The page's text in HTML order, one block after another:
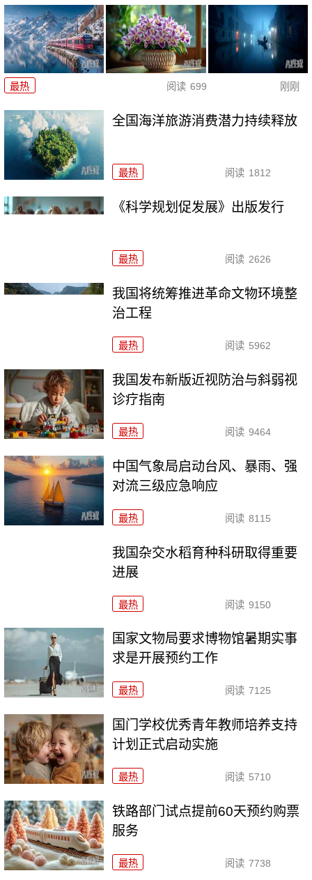
最热 阅读 699 刚刚
全国海洋旅游消费潜力持续释放
最热 阅读 1812
《科学规划促发展》出版发行
最热 阅读 2626
我国将统筹推进革命文物环境整
治工程
最热 阅读 5962
我国发布新版近视防治与斜弱视
诊疗指南
最热 阅读 9464
中国气象局启动台风、暴雨、强
对流三级应急响应
最热 阅读 8115
我国杂交水稻育种科研取得重要
进展
最热 阅读 9150
国家文物局要求博物馆暑期实事
求是开展预约工作
最热 阅读 7125
国门学校优秀青年教师培养支持
计划正式启动实施
最热 阅读 5710
铁路部门试点提前60天预约购票
服务
最热 阅读 7738